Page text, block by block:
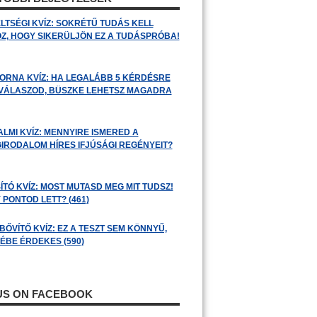
KVÍZ: SOKRÉTŰ TUDÁS KELL
HOGY SIKERÜLJÖN EZ A TUDÁSPRÓBA!
KVÍZ: HA LEGALÁBB 5 KÉRDÉSRE
BÜSZKE LEHETSZ MAGADRA
KVÍZ: MENNYIRE ISMERED A
HÍRES IFJÚSÁGI REGÉNYEIT?
KVÍZ: MOST MUTASD MEG MIT TUDSZ!
PONTOD LETT? (461)
KVÍZ: EZ A TESZT SEM KÖNNYŰ,
ÉRDEKES (590)
ON FACEBOOK